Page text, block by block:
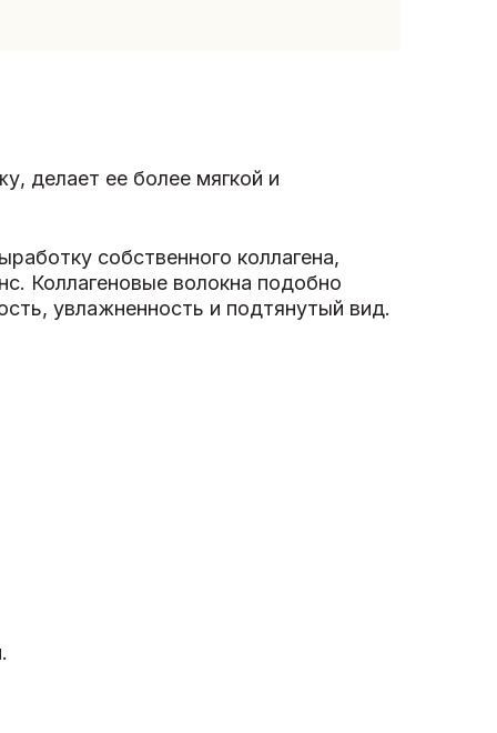
делает ее более мягкой и
собственного коллагена,
Коллагеновые волокна подобно
увлажненность и подтянутый вид.